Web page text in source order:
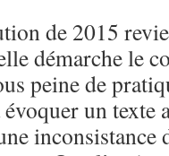
de 2015
démarche le
peine de
un texte